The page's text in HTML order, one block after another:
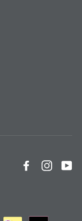
Facebook